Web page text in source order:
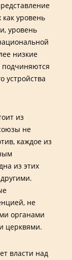
как уровень
уровень
низкие
устройства
из
не
каждое из
из этих
не
органами
церквями.
власти над